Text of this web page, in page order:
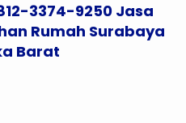
3374-9250 Jasa
Rumah Surabaya
Barat